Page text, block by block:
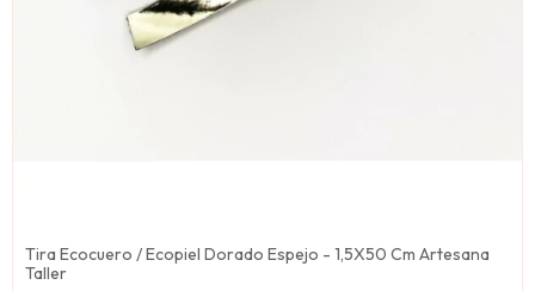
Tira Ecocuero / Ecopiel Dorado Espejo - 1,5X50 Cm Artesana
Taller